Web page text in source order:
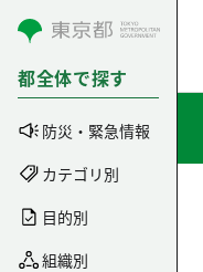
コンテンツにスキップ
都全体で探す
防災・緊急情報
カテゴリ別
目的別
組織別